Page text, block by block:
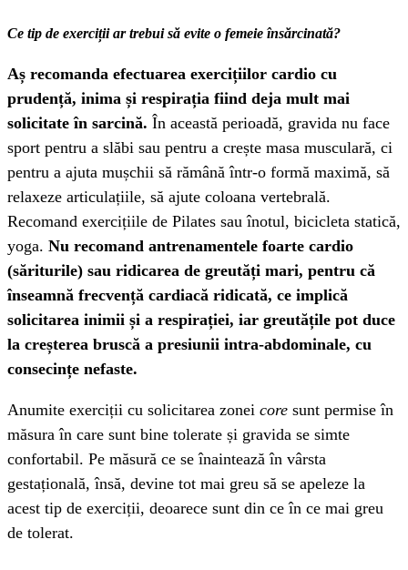
Ce tip de exerciții ar trebui să evite o femeie însărcinată?
Aș recomanda efectuarea exercițiilor cardio cu
prudență, inima și respirația fiind deja mult mai
solicitate în sarcină. În această perioadă, gravida nu face
sport pentru a slăbi sau pentru a crește masa musculară, ci
pentru a ajuta mușchii să rămână într-o formă maximă, să
relaxeze articulațiile, să ajute coloana vertebrală.
Recomand exercițiile de Pilates sau înotul, bicicleta statică,
yoga. Nu recomand antrenamentele foarte cardio
(săriturile) sau ridicarea de greutăți mari, pentru că
înseamnă frecvență cardiacă ridicată, ce implică
solicitarea inimii și a respirației, iar greutățile pot duce
la creșterea bruscă a presiunii intra-abdominale, cu
consecințe nefaste.
Anumite exerciții cu solicitarea zonei core sunt permise în
măsura în care sunt bine tolerate și gravida se simte
confortabil. Pe măsură ce se înaintează în vârsta
gestațională, însă, devine tot mai greu să se apeleze la
acest tip de exerciții, deoarece sunt din ce în ce mai greu
de tolerat.